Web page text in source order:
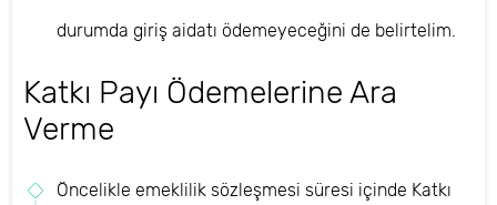
durumda giriş aidatı ödemeyeceğini de belirtelim.
Katkı Payı Ödemelerine Ara
Verme
Öncelikle emeklilik sözleşmesi süresi içinde Katkı